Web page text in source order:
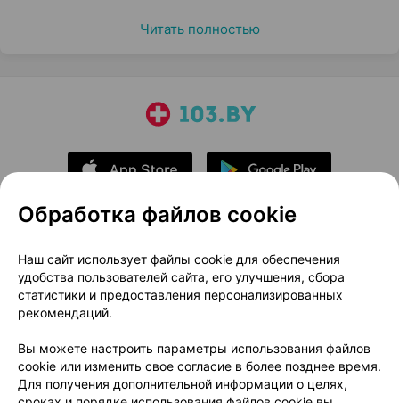
Читать полностью
О проекте
Новости проекта
Размещение рекламы
Медицинский маркетинг
Публичный договор
Доставка
Способы оплаты
Вакансии
Партнеры
Написать руководителю 103.by
Обработка файлов cookie
Наш сайт использует файлы cookie для обеспечения
удобства пользователей сайта, его улучшения, сбора
статистики и предоставления персонализированных
рекомендаций.
Вы можете настроить параметры использования файлов
cookie или изменить свое согласие в более позднее время.
Для получения дополнительной информации о целях,